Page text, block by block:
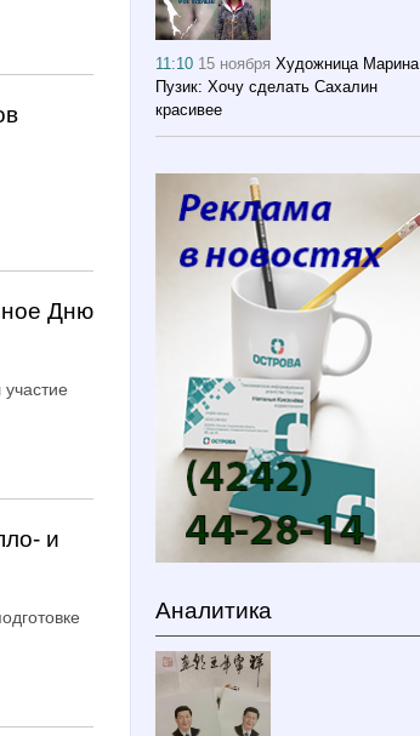
Дню
и
11:10 15 ноября Художница Марина
Пузик: Хочу сделать Сахалин
красивее
Аналитика